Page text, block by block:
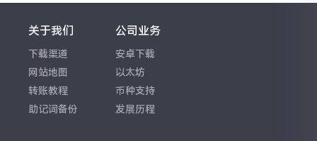
关于我们
下载渠道
网站地图
转账教程
助记词备份
公司业务
安卓下载
以太坊
币种支持
发展历程